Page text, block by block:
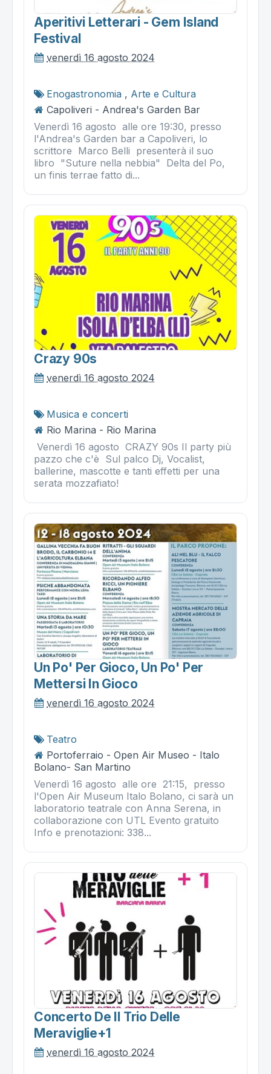
Aperitivi Letterari - Gem Island
Festival
venerdì 16 agosto 2024
Enogastronomia , Arte e Cultura
Capoliveri - Andrea's Garden Bar
Venerdì 16 agosto alle ore 19:30, presso
l'Andrea's Garden bar a Capoliveri, lo
scrittore Marco Belli presenterà il suo
libro "Suture nella nebbia" ​ Delta del Po,
un finis terrae fatto di...
Crazy 90s
venerdì 16 agosto 2024
Musica e concerti
Rio Marina - Rio Marina
Venerdì 16 agosto CRAZY 90s Il party più
pazzo che c'è Sul palco Dj, Vocalist,
ballerine, mascotte e tanti effetti per una
serata mozzafiato!
Un Po' Per Gioco, Un Po' Per
Mettersi In Gioco
venerdì 16 agosto 2024
Teatro
Portoferraio - Open Air Museo - Italo
Bolano- San Martino
Venerdì 16 agosto alle ore 21:15, presso
l'Open Air Museum Italo Bolano, ci sarà un
laboratorio teatrale con Anna Serena, in
collaborazione con UTL Evento gratuito
Info e prenotazioni: 338...
Concerto De Il Trio Delle
Meraviglie+1
venerdì 16 agosto 2024